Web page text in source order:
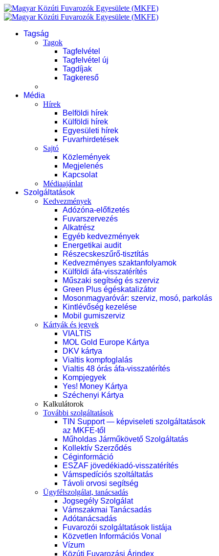
Tagság
Tagok
Tagfelvétel
Tagfelvétel új
Tagdíjak
Tagkereső
Média
Hírek
Belföldi hírek
Külföldi hírek
Egyesületi hírek
Fuvarhirdetések
Sajtó
Közlemények
Megjelenés
Kapcsolat
Médiaajánlat
Szolgáltatások
Kedvezmények
Adózóna-előfizetés
Fuvarszervezés
Alkatrész
Egyéb kedvezmények
Energetikai audit
Részecskeszűrő-tisztítás
Kedvezményes szaktanfolyamok
Külföldi áfa-visszatérítés
Műszaki segítség és szerviz
Green Plus égéskatalizátor
Mosonmagyaróvár: szerviz, mosó, parkolás
Kintlévőség kezelése
Mobil gumiszerviz
Kártyák és jegyek
VIALTIS
MOL Gold Europe Kártya
DKV kártya
Vialtis kompfoglalás
Vialtis 48 órás áfa-visszatérítés
Kompjegyek
Yes! Money Kártya
Széchenyi Kártya
Kalkulátorok
További szolgáltatások
TIN Support — képviseleti szolgáltatások
az MKFE-től
Műholdas Járműkövető Szolgáltatás
Kollektív Szerződés
Céginformáció
ESZAF jövedékiadó-visszatérítés
Vámspedíciós szoltáltatás
Távoli orvosi segítség
Ügyfélszolgálat, tanácsadás
Jogsegély Szolgálat
Vámszakmai Tanácsadás
Adótanácsadás
Fuvarozói szolgáltatások listája
Közvetlen Információs Vonal
Vízum
Közúti Fuvarozási Árindex